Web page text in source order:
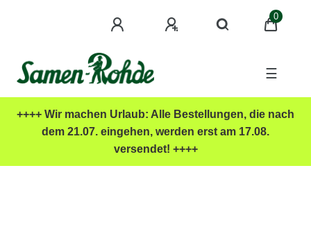
0
☰
++++ Wir machen Urlaub: Alle Bestellungen, die nach
dem 21.07. eingehen, werden erst am 17.08.
versendet! ++++